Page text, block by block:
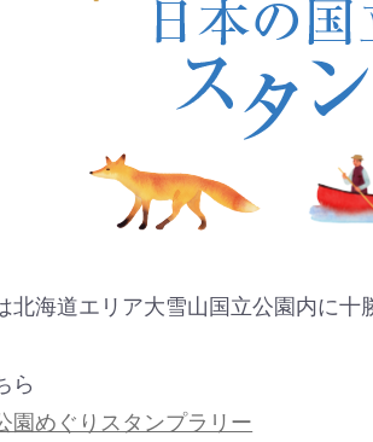
北海道エリア大雪山国立公園内に十
ら
園めぐりスタンプラリー